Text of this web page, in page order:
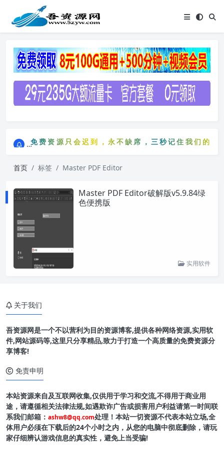
免费资源只会迟到，永不缺席，三秒记住我们的
免费资源只会迟到，永不缺席，三秒记住我们
首页 标签 Master PDF Editor
Master PDF Editor破解版v5.9.84绿
色便携版
实用软件
关于我们
吾资源网是一个不以营利为目的资源博客,提供各种网络资源,实用软
件,网站源码等,这里只分享精品,致力于打造一个高质量的免费资源分
享博客!
免责申明
本站资源来自及互联网收集,仅供用于学习和交流,不得用于商业用
途，请遵循相关法律法规,如遇欺诈广告或损害用户利益请第一时间联
系我们邮箱： ashw8@qq.com处理！本站一切资源不代表本站立场,全
体用户必须在下载后的24个小时之内，从您的电脑中彻底删除，请玩
家仔细辨认游戏信息的真实性，避免上当受骗!